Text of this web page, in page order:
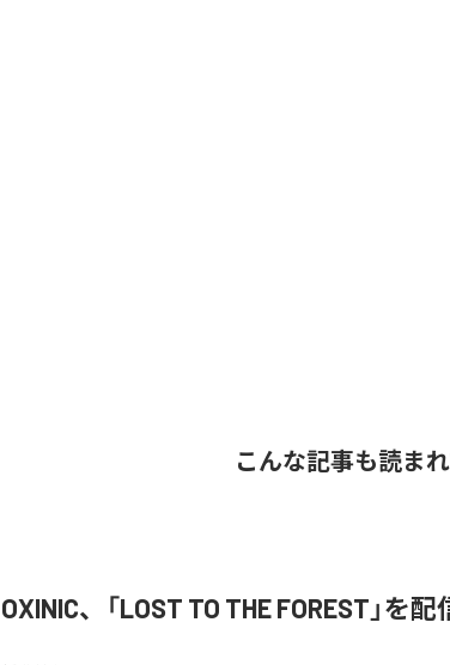
こんな記事も読ま
OXINIC、「LOST TO THE FOREST」を